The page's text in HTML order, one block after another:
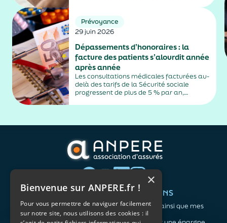
sociales et fiscales, s'inscrit dans un
durcissement plus...
Prévoyance
29 juin 2026
Dépassements d’honoraires : la
facture des patients s’alourdit année
après année
Les consultations médicales facturées au-
delà des tarifs de la Sécurité sociale
progressent de plus de 5 % par an,
alimentés par la montée en puissance des
QUI SOMMES-NOUS ?
L'association
Notre organisation
VOS BESOINS
Me protéger ainsi que mes
proches
×
Bienvenue sur ANPERE.fr !
Pour vous permettre de naviguer facilement
sur notre site, nous utilisons des cookies : il